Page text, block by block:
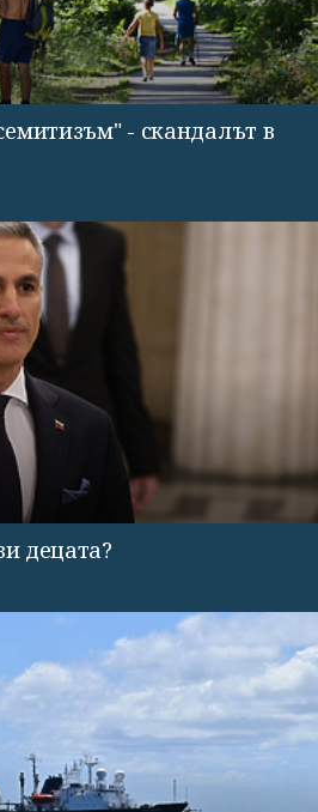
- скандалът в
децата?